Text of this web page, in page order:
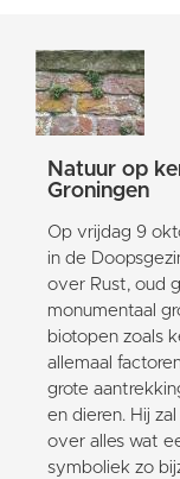
Natuur op
Groningen
Op vrijdag 9
in de
over Rust, oud
monumentaal
biotopen zoals
allemaal
grote
en dieren. Hij
over alles wat
symboliek zo